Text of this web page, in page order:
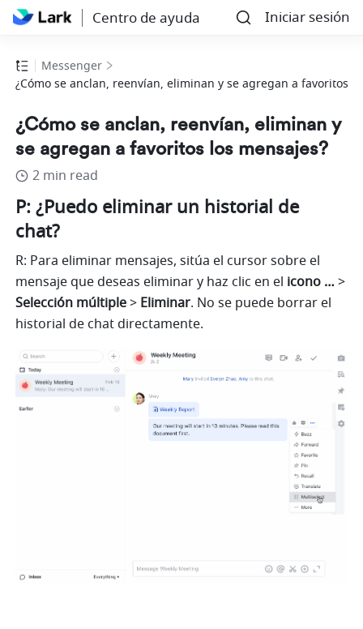
Centro de ayuda Iniciar sesión
Messenger
¿Cómo se anclan, reenvían, eliminan y se agregan a favoritos
¿Cómo se anclan, reenvían, eliminan y
se agregan a favoritos los mensajes?
2 min read
P: ¿Puedo eliminar un historial de
chat?
R: Para eliminar mensajes, sitúa el cursor sobre el
mensaje que deseas eliminar y haz clic en el icono …
Selección múltiple > Eliminar. No se puede borrar el
historial de chat directamente.